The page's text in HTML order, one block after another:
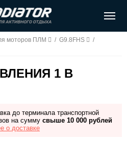
моторов ПЛМ / G9.8FHS
/
1 В
до терминала транспортной
на сумму свыше 10 000 рублей
о доставке